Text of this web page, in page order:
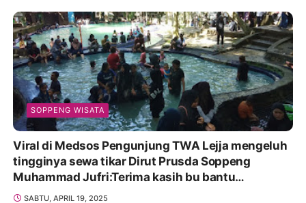
SOPPENG WISATA
Viral di Medsos Pengunjung TWA Lejja mengeluh
tingginya sewa tikar Dirut Prusda Soppeng
Muhammad Jufri:Terima kasih bu bantu
Promosikan
SABTU, APRIL 19, 2025